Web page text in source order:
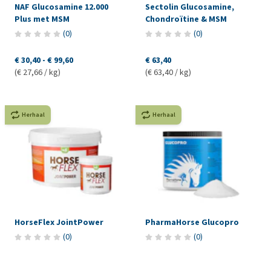
NAF Glucosamine 12.000
Plus met MSM
(0)
€ 30,40 - € 99,60
(€ 27,66 / kg)
Sectolin Glucosamine,
Chondroïtine & MSM
(0)
€ 63,40
(€ 63,40 / kg)
Herhaal
HorseFlex JointPower
(0)
Herhaal
PharmaHorse Glucopro
(0)